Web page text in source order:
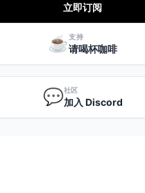
立即订阅
☕️支持
请喝杯咖啡
💬社区
加入 Discord